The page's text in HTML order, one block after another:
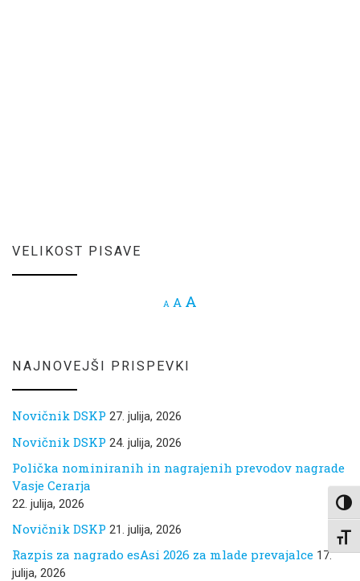
VELIKOST PISAVE
A Decrease font size.
A Reset font size.
A
NAJNOVEJŠI PRISPEVKI
Novičnik DSKP 27. julija, 2026
Novičnik DSKP 24. julija, 2026
Polička nominiranih in nagrajenih prevodov nagrade
Vasje Cerarja
22. julija, 2026
Novičnik DSKP 21. julija, 2026
Razpis za nagrado esAsi 2026 za mlade prevajalce 17.
julija, 2026